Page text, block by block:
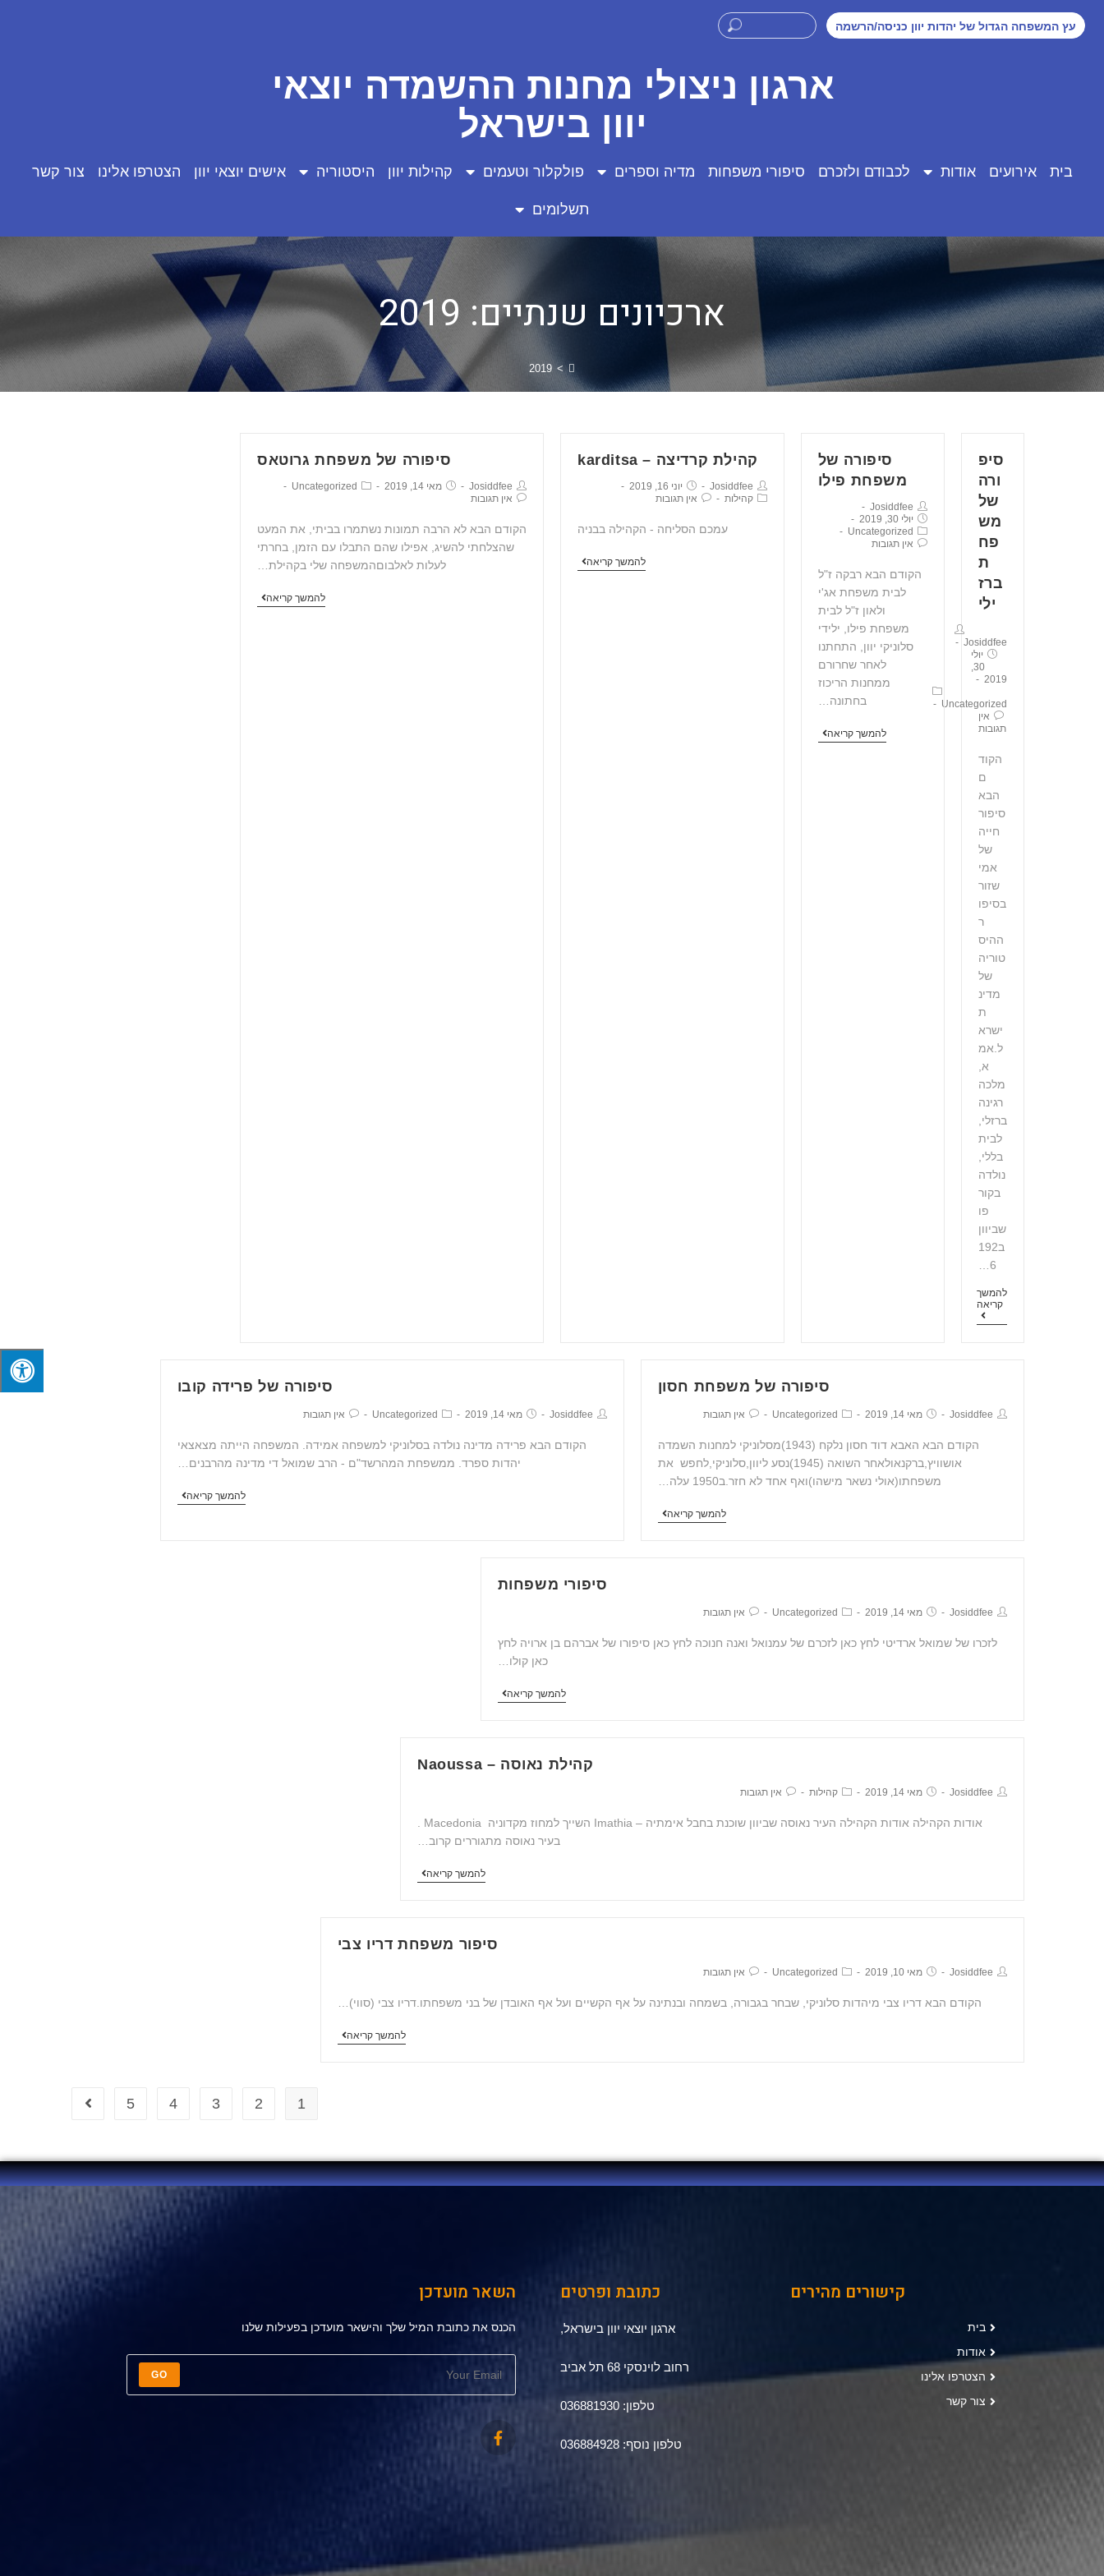
עץ המשפחה הגדול של יהדות יוון כניסה/הרשמה
ארגון ניצולי מחנות ההשמדה יוצאי
יוון בישראל
בית אירועים אודות לכבודם ולזכרם סיפורי משפחות מדיה וספרים פולקלור וטעמים קהילות יוון היסטוריה אישים יוצאי יוון הצטרפו אלינו צור קשר
תשלומים
ארכיונים שנתיים: 2019
>
2019
סיפ
ורה
של
מש
פח
ת
ברז
ילי
Josiddfee
יולי
30,
2019
Uncategorized
אין
תגובות
הקוד
ם
הבא
סיפור
חייה
של
אמי
שזור
בסיפו
ר
ההיס
טוריה
של
מדינ
ת
ישרא
ל.אמ
א,
מלכה
רגינה
ברזלי,
לבית
בללי,
נולדה
בקור
פו
שביוון
ב192
6…
להמשך
קריאה
סיפורה של
משפחת פילו
Josiddfee
יולי 30, 2019
Uncategorized
אין תגובות
הקודם הבא רבקה ז"ל
לבית משפחת אג'י
ולאון ז"ל לבית
משפחת פילו, ילידי
סלוניקי יוון, התחתנו
לאחר שחרורם
ממחנות הריכוז
בחתונה…
להמשך קריאה
קהילת קרדיצה – karditsa
Josiddfee
יוני 16, 2019
קהילות
אין תגובות
עמכם הסליחה - הקהילה בבניה
להמשך קריאה
סיפורה של משפחת גרוטאס
Josiddfee מאי 14, 2019
Uncategorized
אין תגובות
הקודם הבא לא הרבה תמונות נשתמרו בביתי, את המעט
שהצלחתי להשיג, אפילו שהם התבלו עם הזמן, בחרתי
לעלות לאלבוםהמשפחה שלי בקהילת…
להמשך קריאה
סיפורה של משפחת חסון
Josiddfee מאי 14, 2019 Uncategorized אין תגובות
הקודם הבא האבא דוד חסון נלקח (1943)מסלוניקי למחנות השמדה
אושוויץ,ברקנאולאחר השואה (1945)נסע ליוון,סלוניקי,לחפש את
משפחתו(אולי נשאר מישהו)ואף אחד לא חזר.ב1950 עלה…
להמשך קריאה
סיפורה של פרידה קובו
Josiddfee מאי 14, 2019 Uncategorized אין תגובות
הקודם הבא פרידה מדינה נולדה בסלוניקי למשפחה אמידה. המשפחה הייתה מצאצאי
יהדות ספרד. ממשפחת המהרשד"ם - הרב שמואל די מדינה מהרבנים…
להמשך קריאה
סיפורי משפחות
Josiddfee מאי 14, 2019 Uncategorized אין תגובות
לזכרו של שמואל ארדיטי לחץ כאן לזכרם של עמנואל ואנה חנוכה לחץ כאן סיפורו של אברהם בן ארויה לחץ
כאן קולו…
להמשך קריאה
קהילת נאוסה – Naoussa
Josiddfee מאי 14, 2019 קהילות אין תגובות
בעיר נאוסה מתגוררים קרוב…
להמשך קריאה
סיפור משפחת דריו צבי
Josiddfee מאי 10, 2019 Uncategorized אין תגובות
הקודם הבא דריו צבי מיהדות סלוניקי, שבחר בגבורה, בשמחה ובנתינה על אף הקשיים ועל אף האובדן של בני משפחתו.דריו צבי (סווי)…
להמשך קריאה
1
2
3
4
5
קישורים מהירים
בית
אודות
הצטרפו אלינו
צור קשר
כתובת ופרטים
ארגון יוצאי יוון בישראל,
רחוב לוינסקי 68 תל אביב
טלפון: 036881930
טלפון נוסף: 036884928
השאר מועדכן
הכנס את כתובת המיל שלך והישאר מועדכן בפעילות שלנו
GO